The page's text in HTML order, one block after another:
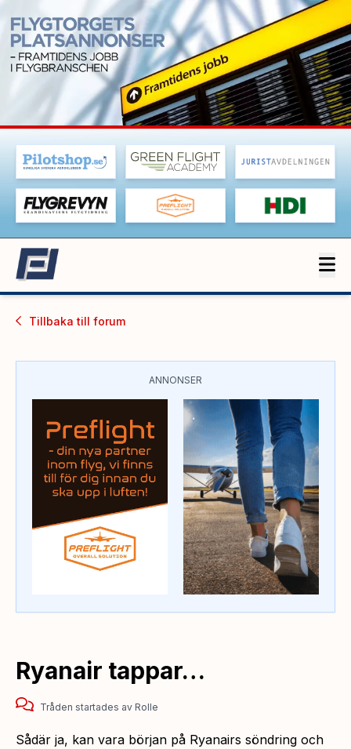
Tillbaka till forum
ANNONSER
Ryanair tappar…
Tråden startades av Rolle
Sådär ja, kan vara början på Ryanairs söndring och